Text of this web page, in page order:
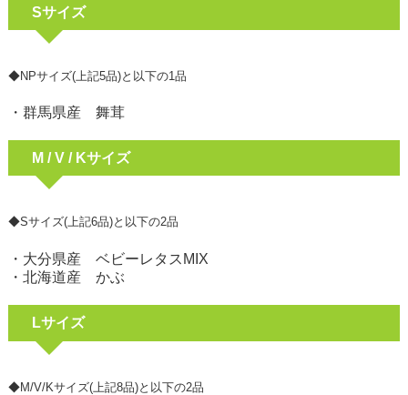
Sサイズ
◆NPサイズ(上記5品)と以下の1品
・群馬県産 舞茸
M / V / Kサイズ
◆Sサイズ(上記6品)と以下の2品
・大分県産 ベビーレタスMIX
・北海道産 かぶ
Lサイズ
◆M/V/Kサイズ(上記8品)と以下の2品